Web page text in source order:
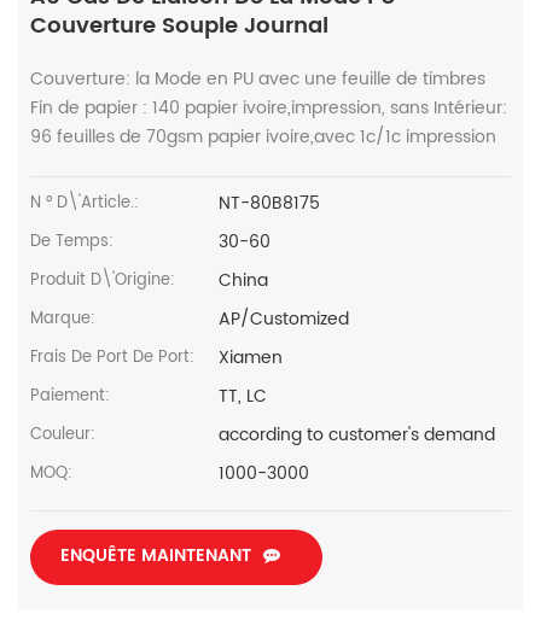
Couverture Souple Journal
Couverture: la Mode en PU avec une feuille de timbres
Fin de papier : 140 papier ivoire,impression, sans Intérieur:
96 feuilles de 70gsm papier ivoire,avec 1c/1c impression
N ° D\'article.: NT-80B8175
De Temps: 30-60
Produit D\'Origine: China
Marque: AP/Customized
Frais De Port De Port: Xiamen
Paiement: TT, LC
Couleur: according to customer's demand
MOQ: 1000-3000
ENQUÊTE MAINTENANT